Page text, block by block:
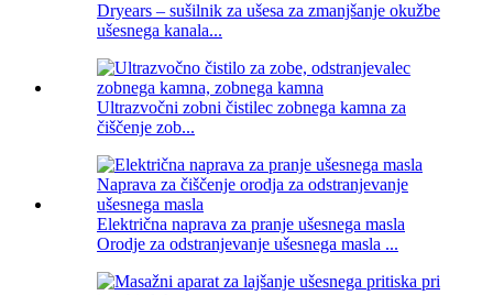
Dryears – sušilnik za ušesa za zmanjšanje okužbe
ušesnega kanala...
Ultrazvočni zobni čistilec zobnega kamna za
čiščenje zob...
Električna naprava za pranje ušesnega masla
Orodje za odstranjevanje ušesnega masla ...